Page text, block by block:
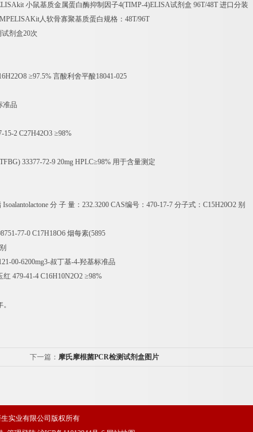
小鼠基质金属蛋白酶抑制因子4(TIMP-4)ELISA试剂盒 96T/48T 进口分装
人软骨寡聚基质蛋白规格： 48T/96T
剂盒20次
≥97.5% 言酸利舍平酸18041-025
准品
15-2 C27H42O3 ≥98%
33377-72-9 20mg HPLC≥98% 用于含量测定
Isoalantolactone 分 子 量： 232.3200 CAS编号： 470-17-7 分子式： C15H20O2 别
77-0 C17H18O6 烟每素(5895
00-6200mg3-叔丁基-4-羟基标准品
红 479-41-4 C16H10N2O2 ≥98%
下一篇： 摩氏摩根菌PCR检测试剂盒图片
实业有限公司版权所有